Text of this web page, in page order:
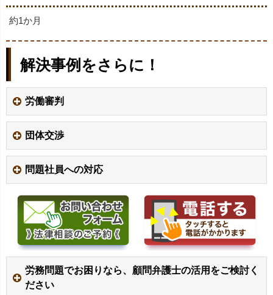
約1か月
解決事例をさらに！
労働審判
団体交渉
問題社員への対応
労務問題でお困りなら、顧問弁護士の活用をご検討く
ださい